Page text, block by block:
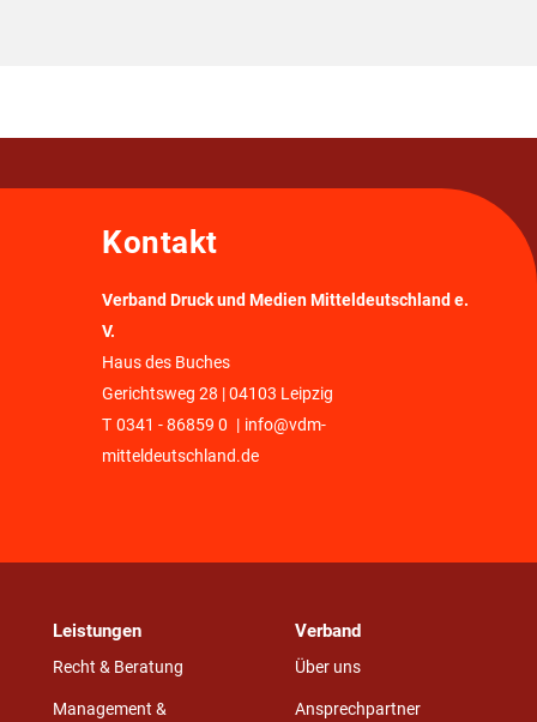
Kontakt
Verband Druck und Medien Mitteldeutschland e.
V.
Haus des Buches
Gerichtsweg 28 | 04103 Leipzig
T 0341 - 86859 0 | info@vdm-
mitteldeutschland.de
Leistungen
Recht & Beratung
Management &
Verband
Über uns
Ansprechpartner